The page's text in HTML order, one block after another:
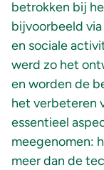
betrokken bij
bijvoorbeeld
en sociale
werd zo het
en worden de
het verbeteren
essentieel
meegenomen:
meer dan de